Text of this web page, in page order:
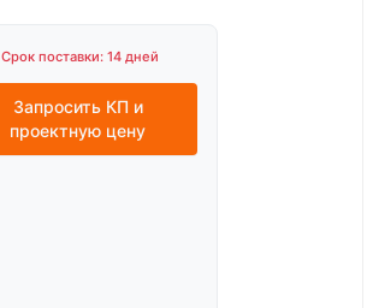
Срок поставки: 14 дней
Запросить КП и
проектную цену